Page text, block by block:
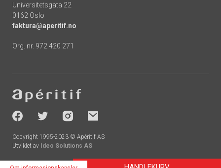
Universitetsgata 22
0162 Oslo
faktura@aperitif.no
Org. nr. 972 420 271
-
socials
Copyright 1995-2023 © Apéritif AS
Utviklet av Ideo Solutions AS